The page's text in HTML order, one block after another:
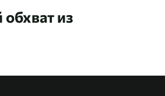
из